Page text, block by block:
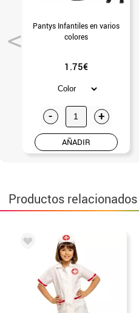
Pantys Infantiles en varios
colores
1.75€
- +
AÑADIR
Productos relacionados